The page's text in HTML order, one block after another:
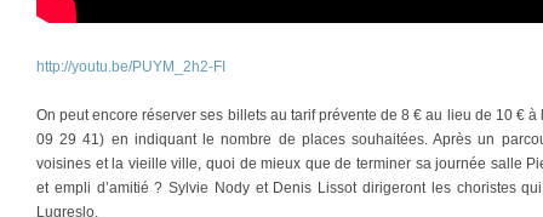
http://youtu.be/PUYM_2h2-FI
On peut encore réserver ses billets au tarif prévente de 8 € au lieu de 10 €
09 29 41) en indiquant le nombre de places souhaitées. Après un
voisines et la vieille ville, quoi de mieux que de terminer sa journée salle
et empli d’amitié ? Sylvie Nody et Denis Lissot dirigeront les choristes
Lugreslo.